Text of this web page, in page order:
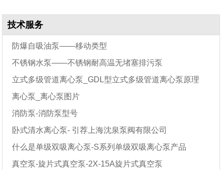
技术服务
防爆自吸油泵——移动类型
不锈钢水泵——不锈钢耐高温无堵塞排污泵
立式多级管道离心泵_GDL型立式多级管道离心泵原理
离心泵_离心泵图片
消防泵-消防泵型号
卧式清水离心泵- 引荐上海沈泉泵阀有限公司
什么是单级双吸离心泵-S系列单级双吸离心泵产品
真空泵-旋片式真空泵-2X-15A旋片式真空泵